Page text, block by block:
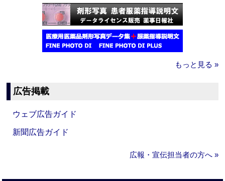
もっと見る »
広告掲載
ウェブ広告ガイド
新聞広告ガイド
広報・宣伝担当者の方へ »